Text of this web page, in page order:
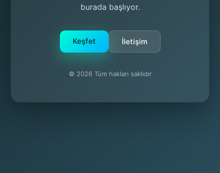
burada başlıyor.
Keşfet İletişim
© 2026 Tüm hakları saklıdır